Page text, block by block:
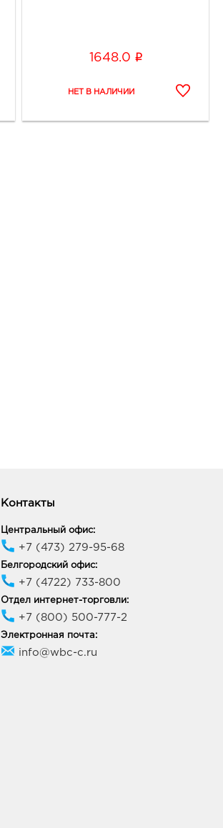
1648.0 i
Контакты
Центральный офис:
+7 (473) 279-95-68
Белгородский офис:
+7 (4722) 733-800
Отдел интернет-торговли:
+7 (800) 500-777-2
Электронная почта:
info@wbc-c.ru